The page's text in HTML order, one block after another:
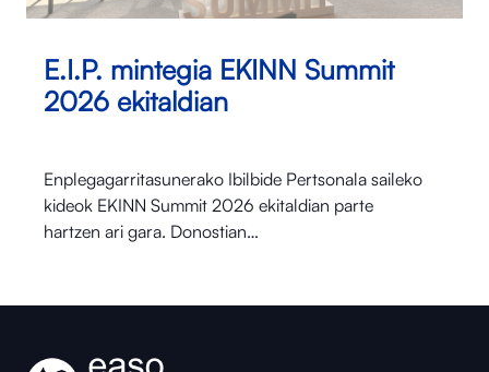
E.I.P. mintegia EKINN Summit
2026 ekitaldian
Enplegagarritasunerako Ibilbide Pertsonala saileko
kideok EKINN Summit 2026 ekitaldian parte
hartzen ari gara. Donostian…